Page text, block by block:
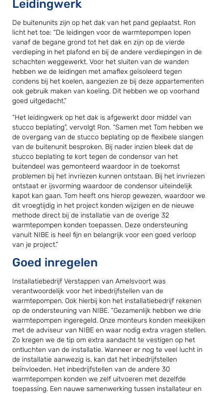
Leidingwerk
De buitenunits zijn op het dak van het pand geplaatst. Ron
licht het toe: “De leidingen voor de warmtepompen lopen
vanaf de begane grond tot het dak en zijn op de vierde
verdieping in het plafond en bij de andere verdiepingen in de
schachten weggewerkt. Voor het sluiten van de wanden
hebben we de leidingen met amaflex geïsoleerd tegen
condens bij het koelen, aangezien ze bij deze appartementen
ook gebruik maken van koeling. Dit hebben we op voorhand
goed uitgedacht.”
“Het leidingwerk op het dak is afgewerkt door middel van
stucco beplating”, vervolgt Ron. “Samen met Tom hebben we
de overgang van de stucco beplating op de flexibele slangen
van de buitenunit besproken. Bij nader inzien bleek dat de
stucco beplating te kort tegen de condensor van het
buitendeel was gemonteerd waardoor in de toekomst
problemen bij het invriezen kunnen ontstaan. Bij het invriezen
ontstaat er ijsvorming waardoor de condensor uiteindelijk
kapot kan gaan. Tom heeft ons hierop gewezen, waardoor we
dit vroegtijdig in het project konden wijzigen en de nieuwe
methode direct bij de installatie van de overige 32
warmtepompen konden toepassen. Deze ondersteuning
vanuit NIBE is heel fijn en belangrijk voor een goed verloop
van je project.”
Goed inregelen
Installatiebedrijf Verstappen van Amelsvoort was
verantwoordelijk voor het inbedrijfstellen van de
warmtepompen. Ook hierbij kon het installatiebedrijf rekenen
op de ondersteuning van NIBE. “Gezamenlijk hebben we drie
warmtepompen ingeregeld. Onze monteurs konden meekijken
met de adviseur van NIBE en waar nodig extra vragen stellen.
Zo kregen we de tip om extra aandacht te vestigen op het
ontluchten van de installatie. Wanneer er nog te veel lucht in
de installatie aanwezig is, kan dat het inbedrijfstellen
beïnvloeden. Het inbedrijfstellen van de andere 30
warmtepompen konden we zelf uitvoeren met dezelfde
toepassing. Een nauwe samenwerking tussen installateur en